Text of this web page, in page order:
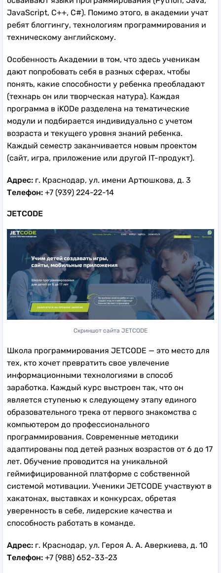
JavaScript, С++, С#). Помимо этого, в академии учат
ребят блоггингу, технологиям программирования и
техническому английскому.
Особенность Академии в том, что здесь ученикам
дают попробовать себя в разных сферах, чтобы
понять, какие способности у ребенка преобладают
(технарь он или творческая натура). Каждая
программа в iKODe разделена на тематические
модули и подбирается индивидуально с учетом
возраста и текущего уровня знаний ребенка.
Каждый семестр заканчивается новым проектом
(сайт, игра, приложение или другой IT-продукт).
Адрес: г. Краснодар, ​ул. имени Артюшкова, д. 3
Телефон: +7 (939) 224-22-14
JETCODE
Скриншот сайта JETCODE
Школа программирования JETCODE — это место для
тех, кто хочет превратить свое увлечение
информационными технологиями в способ
заработка. Каждый курс выстроен так, что он
является ступенью к следующему этапу единого
образовательного трека от первого знакомства с
компьютером до профессионального
программирования. Современные методики
адаптированы под детей разных возрастов от 6 до 17
лет. Обучение проводится на уникальной
геймифицированной платформе с собственной
системой мотивации. Ученики JETCODE участвуют в
хакатонах, выставках и конкурсах, обретая
уверенность в себе, лидерские качества и
способность работать в команде.
Адрес: г. Краснодар, ул. Героя А. А. Аверкиева, д. 10
Телефон: +7 (988) 652-33-23